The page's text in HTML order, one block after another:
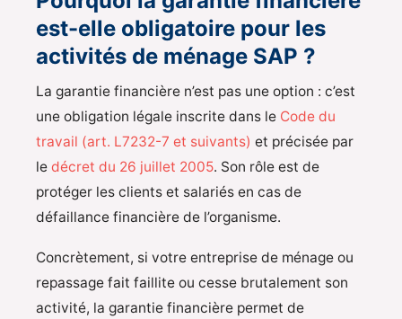
est-elle obligatoire pour les
activités de ménage SAP ?
La garantie financière n’est pas une option : c’est
une obligation légale inscrite dans le Code du
travail (art. L7232-7 et suivants) et précisée par
le décret du 26 juillet 2005. Son rôle est de
protéger les clients et salariés en cas de
défaillance financière de l’organisme.
Concrètement, si votre entreprise de ménage ou
repassage fait faillite ou cesse brutalement son
activité, la garantie financière permet de